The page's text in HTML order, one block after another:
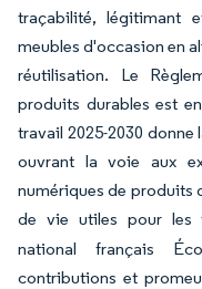
traçabilité, légitimant
meubles d'occasion en
réutilisation. Le
produits durables est
travail 2025-2030 donne
ouvrant la voie aux
numériques de produits
de vie utiles pour les
national français
contributions et